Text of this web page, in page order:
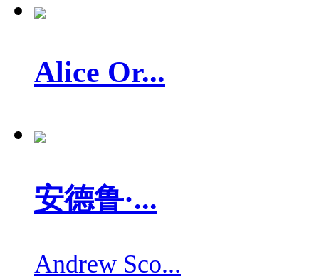
Alice Or...
安德鲁·...
Andrew Sco...